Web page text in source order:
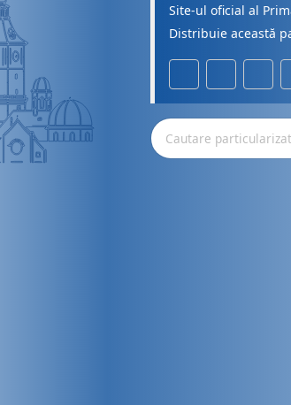
Site-ul oficial al
Distribuie această